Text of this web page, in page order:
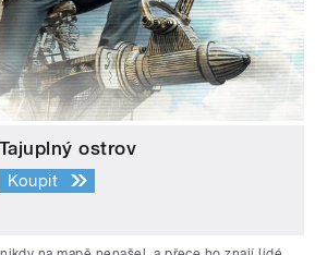
Tajuplný ostrov
Koupit